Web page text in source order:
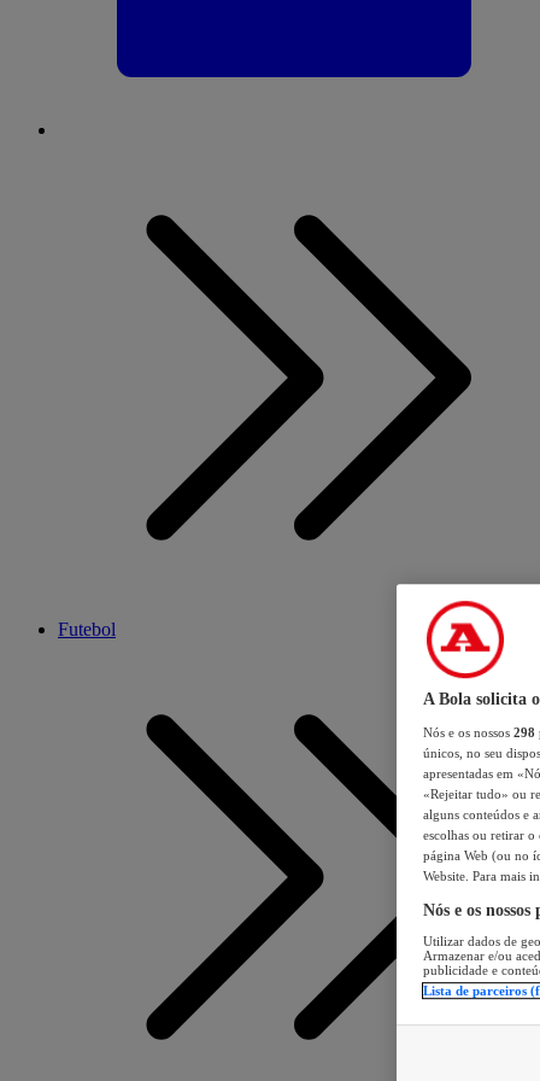
Futebol
A Bola solicita
Nós e os nossos 298
únicos, no seu
apresentadas em
«Rejeitar tudo» ou
alguns conteúdos e
escolhas ou retirar
página Web (ou no
Website. Para mais
Nós e os
Utilizar dados de
Armazenar e/ou
publicidade e
Lista de parceiros